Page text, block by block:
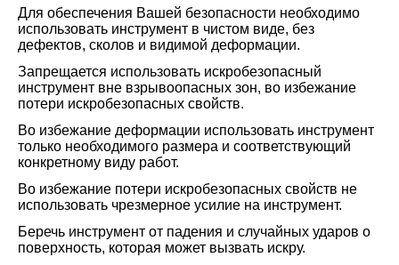
Для обеспечения Вашей безопасности необходимо
использовать инструмент в чистом виде, без
дефектов, сколов и видимой деформации.
Запрещается использовать искробезопасный
инструмент вне взрывоопасных зон, во избежание
потери искробезопасных свойств.
Во избежание деформации использовать инструмент
только необходимого размера и соответствующий
конкретному виду работ.
Во избежание потери искробезопасных свойств не
использовать чрезмерное усилие на инструмент.
Беречь инструмент от падения и случайных ударов о
поверхность, которая может вызвать искру.